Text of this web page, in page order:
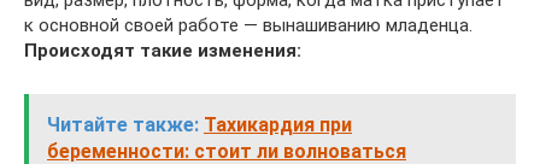
к основной своей работе — вынашиванию младенца.
Происходят такие изменения:
Читайте также: Тахикардия при
беременности: стоит ли волноваться